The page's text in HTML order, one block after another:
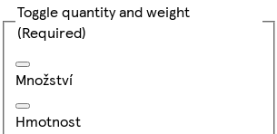
Toggle quantity and weight
(Required)
Množství
Hmotnost